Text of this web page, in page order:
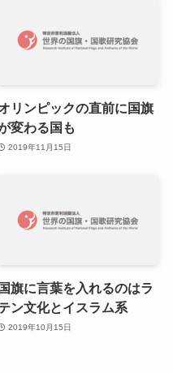
リンピックの直前に国旗
変わる国も
2019年11月15日
国旗に言葉を入れるのはラ
ン文化とイスラム系
2019年10月15日